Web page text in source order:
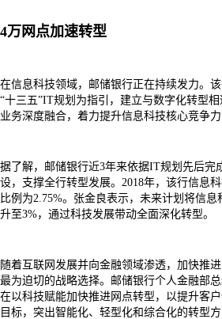
4万网点加速转型
在信息科技领域，邮储银行正在持续发力。
“十三五”IT规划为指引，建立与数字化转型
业务深度融合，着力提升信息科技核心竞争力
据了解，邮储银行近3年来依据IT规划先后完
设，支撑全行转型发展。2018年，该行信息
比例为2.75%。张金良表示，未来计划将信
升至3%，通过科技发展带动全面深化转型。
随着互联网发展并向金融领域渗透，加快推
最为迫切的战略选择。邮储银行个人金融部
在以科技赋能加快推进网点转型，以提升客
目标，突出智能化、轻型化和综合化的转型